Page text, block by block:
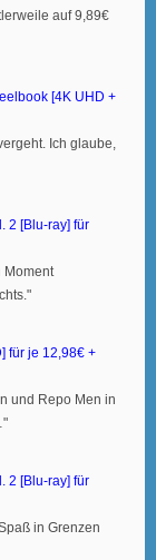
auf 9,89€
[4K UHD +
Ich glaube,
2 [Blu-ray] für
Moment
für je 12,98€ +
und Repo Men in
2 [Blu-ray] für
in Grenzen